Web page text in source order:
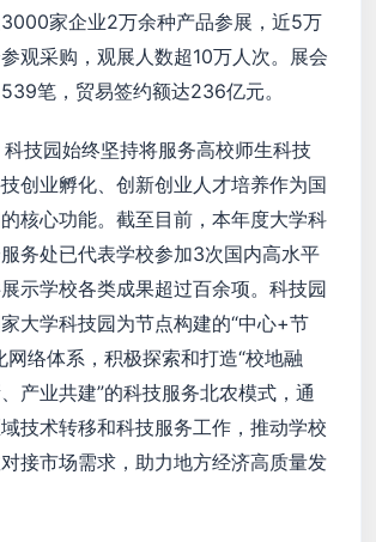
家企业2万余种产品参展，近5万
观采购，观展人数超10万人次。展会
笔，贸易签约额达236亿元。
园始终坚持将服务高校师生科技
创业孵化、创新创业人才培养作为国
核心功能。截至目前，本年度大学科
务处已代表学校参加3次国内高水平
示学校各类成果超过百余项。科技园
大学科技园为节点构建的“中心+节
网络体系，积极探索和打造“校地融
产业共建”的科技服务北农模式，通
技术转移和科技服务工作，推动学校
接市场需求，助力地方经济高质量发